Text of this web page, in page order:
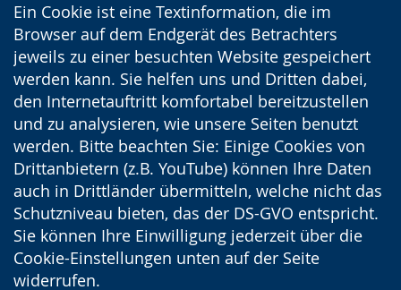
Ein Cookie ist eine Textinformation, die im
Browser auf dem Endgerät des Betrachters
jeweils zu einer besuchten Website gespeichert
werden kann. Sie helfen uns und Dritten dabei,
den Internetauftritt komfortabel bereitzustellen
und zu analysieren, wie unsere Seiten benutzt
werden. Bitte beachten Sie: Einige Cookies von
Drittanbietern (z.B. YouTube) können Ihre Daten
auch in Drittländer übermitteln, welche nicht das
Schutzniveau bieten, das der DS-GVO entspricht.
Sie können Ihre Einwilligung jederzeit über die
Cookie-Einstellungen unten auf der Seite
widerrufen.